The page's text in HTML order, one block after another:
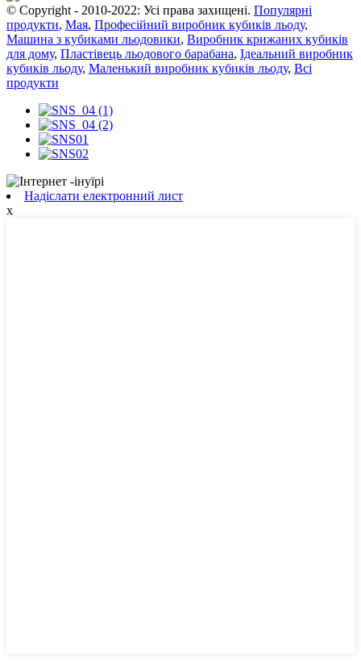
© Copyright - 2010-2022: Усі права захищені. Популярні
продукти, Мая, Професійний виробник кубиків льоду,
Машина з кубиками льодовики, Виробник крижаних кубиків
для дому, Пластівець льодового барабана, Ідеальний виробник
кубиків льоду, Маленький виробник кубиків льоду, Всі
продукти
Надіслати електронний лист
x